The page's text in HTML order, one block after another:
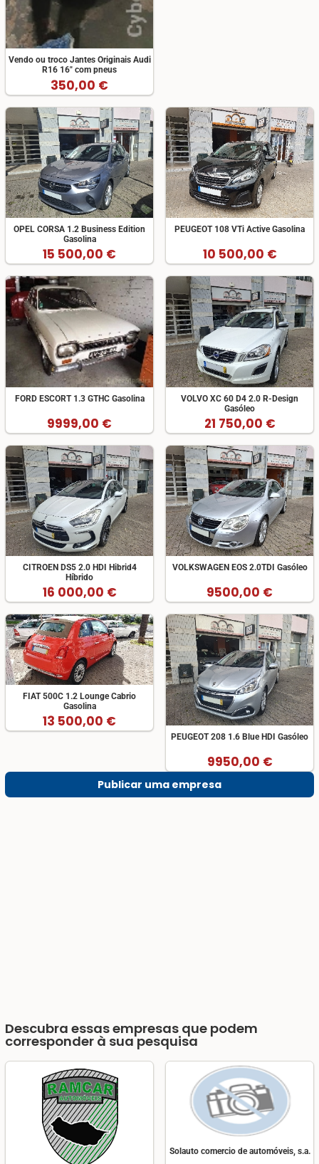
Vendo ou troco Jantes Originais Audi
R16 16" com pneus
350,00 €
OPEL CORSA 1.2 Business Edition
Gasolina
15 500,00 €
PEUGEOT 108 VTi Active Gasolina
10 500,00 €
FORD ESCORT 1.3 GTHC Gasolina
9999,00 €
VOLVO XC 60 D4 2.0 R-Design
Gasóleo
21 750,00 €
CITROEN DS5 2.0 HDI Hibrid4
Híbrido
16 000,00 €
VOLKSWAGEN EOS 2.0TDI Gasóleo
9500,00 €
FIAT 500C 1.2 Lounge Cabrio
Gasolina
13 500,00 €
PEUGEOT 208 1.6 Blue HDI Gasóleo
9950,00 €
Publicar uma empresa
Descubra essas empresas que podem
corresponder à sua pesquisa
Solauto comercio de automóveis, s.a.